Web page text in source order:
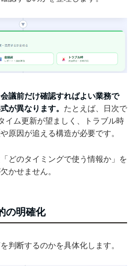
議前だけ確認すればよい業務で
が異なります。 たとえば、日次で
イム更新が望ましく、トラブル時
原因が追える構造が必要です。
どのタイミングで使う情報か」を
かせません。
の明確化
判断するのかを具体化します。